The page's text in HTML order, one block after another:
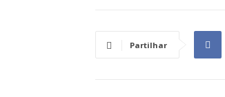
Partilhar